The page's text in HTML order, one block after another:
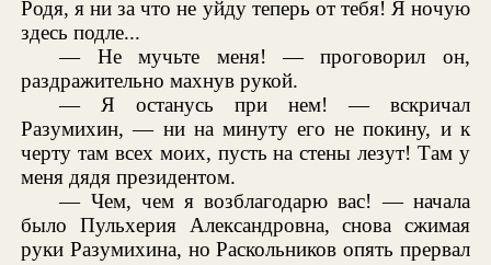
Родя, я ни за что не уйду теперь от тебя! Я ночую
здесь подле...
— Не мучьте меня! — проговорил он,
раздражительно махнув рукой.
— Я останусь при нем! — вскричал
Разумихин, — ни на минуту его не покину, и к
черту там всех моих, пусть на стены лезут! Там у
меня дядя президентом.
— Чем, чем я возблагодарю вас! — начала
было Пульхерия Александровна, снова сжимая
руки Разумихина, но Раскольников опять прервал